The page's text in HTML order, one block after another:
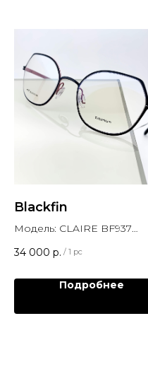
Blackfin
Модель: CLAIRE BF937
34 000 р. / 1 pc
Подробнее